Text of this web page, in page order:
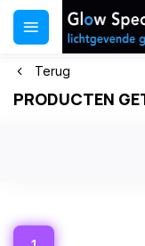
Terug
PRODUCTEN